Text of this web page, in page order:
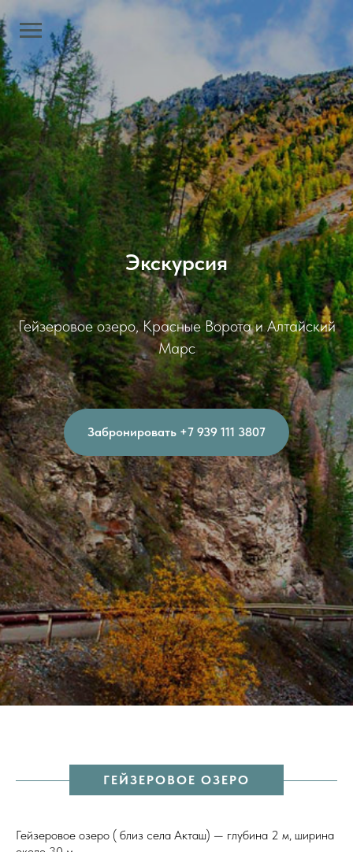
Экскурсия
Гейзеровое озеро, Красные Ворота и Алтайский
Марс
Забронировать +7 939 111 3807
ГЕЙЗЕРОВОЕ ОЗЕРО
Гейзеровое озеро ( близ села Акташ) — глубина 2 м, ширина